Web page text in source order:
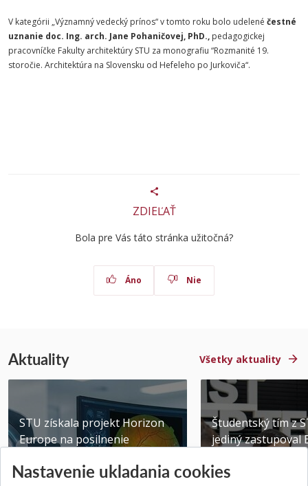
V kategórii „Významný vedecký prínos“ v tomto roku bolo udelené čestné
uznanie doc. Ing. arch. Jane Pohaničovej, PhD., pedagogickej
pracovníčke Fakulty architektúry STU za monografiu “Rozmanité 19.
storočie. Architektúra na Slovensku od Hefeleho po Jurkoviča“.
ZDIEĽAŤ
Bola pre Vás táto stránka užitočná?
Áno Nie
Aktuality Všetky aktuality
STU získala projekt Horizon
Europe na posilnenie
Publikované 31.07.2026
Študentský tím z
jediný zastupoval
Publikované
Nastavenie ukladania cookies